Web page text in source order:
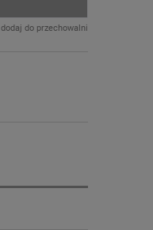
dodaj do przechowalni